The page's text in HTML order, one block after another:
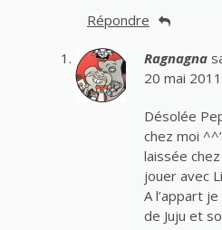
Répondre
Ragnagna
20 mai
Désolée
chez moi
laissée
jouer avec
A l’appart
de Juju et